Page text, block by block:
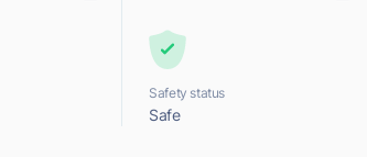
Safety status
Safe